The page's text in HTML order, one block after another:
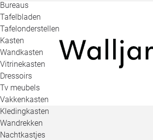
Bureaus
Tafelbladen
Tafelonderstellen
Kasten
Wandkasten
Vitrinekasten
Dressoirs
Tv meubels
Vakkenkasten
Kledingkasten
Wandrekken
Nachtkastjes